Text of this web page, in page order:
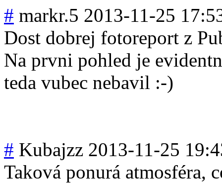
# markr.5 2013-11-25
Dost dobrej fotoreport z
Na prvni pohled je
teda vubec nebavil :-)
# Kubajzz 2013-11-25
Taková ponurá atmosféra,